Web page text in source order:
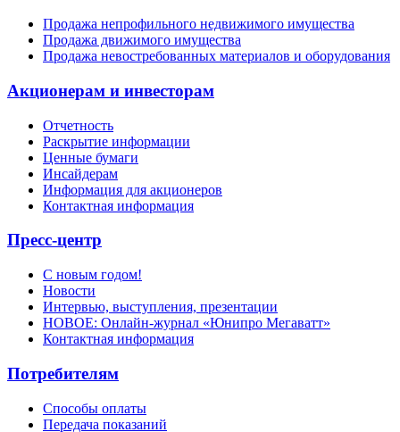
Продажа непрофильного недвижимого имущества
Продажа движимого имущества
Продажа невостребованных материалов и оборудования
Акционерам и инвесторам
Отчетность
Раскрытие информации
Ценные бумаги
Инсайдерам
Информация для акционеров
Контактная информация
Пресс-центр
С новым годом!
Новости
Интервью, выступления, презентации
НОВОЕ: Онлайн-журнал «Юнипро Мегаватт»
Контактная информация
Потребителям
Способы оплаты
Передача показаний